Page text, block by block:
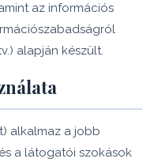
az információs
alapján készült.
alkalmaz a jobb
a látogatói szokások